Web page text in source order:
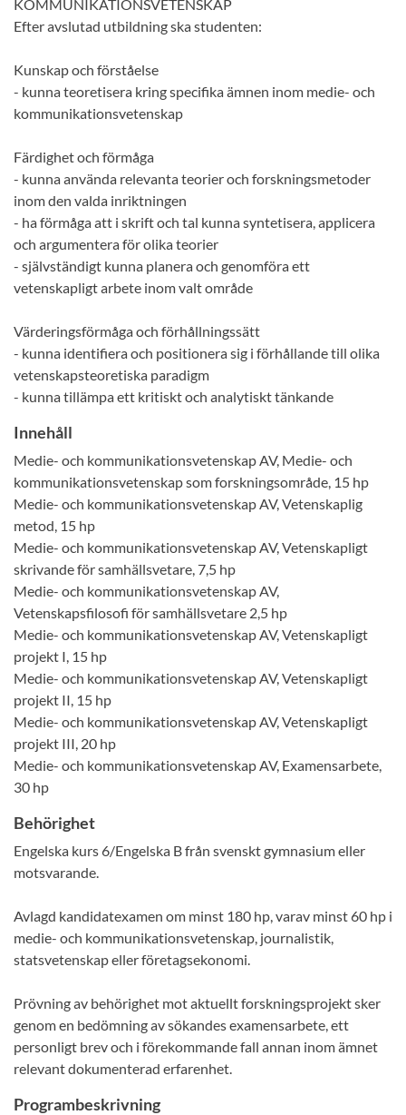
KOMMUNIKATIONSVETENSKAP
Efter avslutad utbildning ska studenten:
Kunskap och förståelse
- kunna teoretisera kring specifika ämnen inom medie- och
kommunikationsvetenskap
Färdighet och förmåga
- kunna använda relevanta teorier och forskningsmetoder
inom den valda inriktningen
- ha förmåga att i skrift och tal kunna syntetisera, applicera
och argumentera för olika teorier
- självständigt kunna planera och genomföra ett
vetenskapligt arbete inom valt område
Värderingsförmåga och förhållningssätt
- kunna identifiera och positionera sig i förhållande till olika
vetenskapsteoretiska paradigm
- kunna tillämpa ett kritiskt och analytiskt tänkande
Innehåll
Medie- och kommunikationsvetenskap AV, Medie- och
kommunikationsvetenskap som forskningsområde, 15 hp
Medie- och kommunikationsvetenskap AV, Vetenskaplig
metod, 15 hp
Medie- och kommunikationsvetenskap AV, Vetenskapligt
skrivande för samhällsvetare, 7,5 hp
Medie- och kommunikationsvetenskap AV,
Vetenskapsfilosofi för samhällsvetare 2,5 hp
Medie- och kommunikationsvetenskap AV, Vetenskapligt
projekt I, 15 hp
Medie- och kommunikationsvetenskap AV, Vetenskapligt
projekt II, 15 hp
Medie- och kommunikationsvetenskap AV, Vetenskapligt
projekt III, 20 hp
Medie- och kommunikationsvetenskap AV, Examensarbete,
30 hp
Behörighet
Engelska kurs 6/Engelska B från svenskt gymnasium eller
motsvarande.
Avlagd kandidatexamen om minst 180 hp, varav minst 60 hp i
medie- och kommunikationsvetenskap, journalistik,
statsvetenskap eller företagsekonomi.
Prövning av behörighet mot aktuellt forskningsprojekt sker
genom en bedömning av sökandes examensarbete, ett
personligt brev och i förekommande fall annan inom ämnet
relevant dokumenterad erfarenhet.
Programbeskrivning